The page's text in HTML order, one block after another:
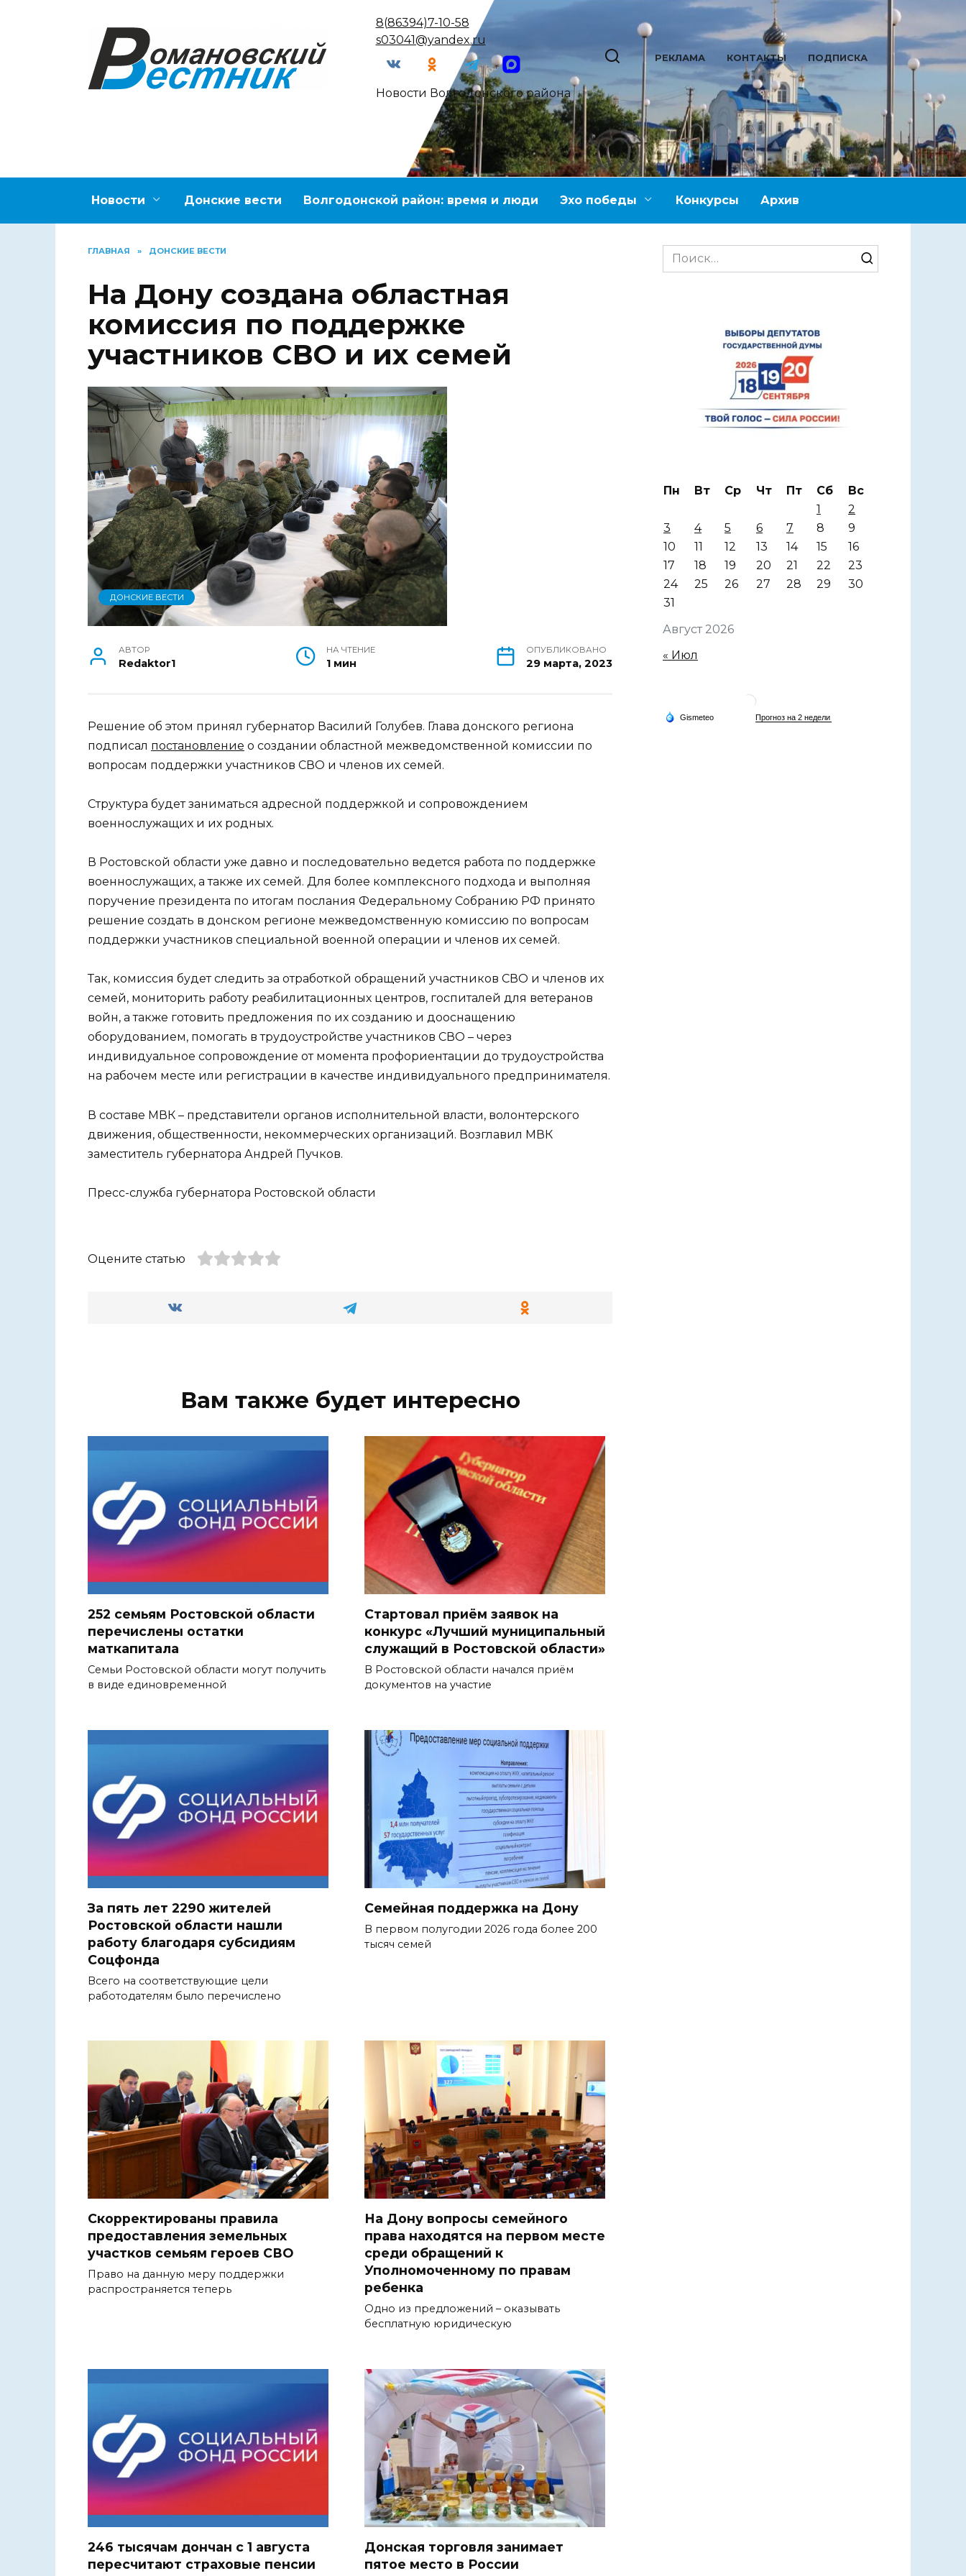
8(86394)7-10-58
s03041@yandex.ru
Новости Волгодонского района
РЕКЛАМА КОНТАКТЫ ПОДПИСКА
Новости Донские вести Волгодонской район: время и люди Эхо победы Конкурсы Архив
ГЛАВНАЯ » ДОНСКИЕ ВЕСТИ
На Дону создана областная
комиссия по поддержке
участников СВО и их семей
ДОНСКИЕ ВЕСТИ
АВТОР
Redaktor1
НА ЧТЕНИЕ
1 мин
ОПУБЛИКОВАНО
29 марта, 2023
Решение об этом принял губернатор Василий Голубев. Глава донского региона
подписал постановление о создании областной межведомственной комиссии по
вопросам поддержки участников СВО и членов их семей.
Структура будет заниматься адресной поддержкой и сопровождением
военнослужащих и их родных.
В Ростовской области уже давно и последовательно ведется работа по поддержке
военнослужащих, а также их семей. Для более комплексного подхода и выполняя
поручение президента по итогам послания Федеральному Собранию РФ принято
решение создать в донском регионе межведомственную комиссию по вопросам
поддержки участников специальной военной операции и членов их семей.
Так, комиссия будет следить за отработкой обращений участников СВО и членов их
семей, мониторить работу реабилитационных центров, госпиталей для ветеранов
войн, а также готовить предложения по их созданию и дооснащению
оборудованием, помогать в трудоустройстве участников СВО – через
индивидуальное сопровождение от момента профориентации до трудоустройства
на рабочем месте или регистрации в качестве индивидуального предпринимателя.
В составе МВК – представители органов исполнительной власти, волонтерского
движения, общественности, некоммерческих организаций. Возглавил МВК
заместитель губернатора Андрей Пучков.
Пресс-служба губернатора Ростовской области
Оцените статью
Вам также будет интересно
252 семьям Ростовской области
перечислены остатки
маткапитала
Семьи Ростовской области могут получить
в виде единовременной
Стартовал приём заявок на
конкурс «Лучший муниципальный
служащий в Ростовской области»
В Ростовской области начался приём
документов на участие
За пять лет 2290 жителей
Ростовской области нашли
работу благодаря субсидиям
Соцфонда
Всего на соответствующие цели
работодателям было перечислено
Семейная поддержка на Дону
В первом полугодии 2026 года более 200
тысяч семей
Скорректированы правила
предоставления земельных
участков семьям героев СВО
Право на данную меру поддержки
распространяется теперь
На Дону вопросы семейного
права находятся на первом месте
среди обращений к
Уполномоченному по правам
ребенка
Одно из предложений – оказывать
бесплатную юридическую
246 тысячам дончан с 1 августа
пересчитают страховые пенсии
Донская торговля занимает
пятое место в России
Search
for:
Август 2026
Пн Вт Ср Чт Пт Сб
Вс
1
2
3
4 5 6 7 8
9
10
11 12 13 14 15
16
17
18 19 20 21 22
23
24
25 26 27 28 29
30
31
« Июл